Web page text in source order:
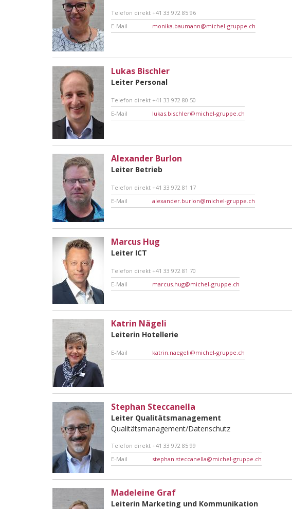
Telefon direkt +41 33 972 85 96
E-Mail
monika.baumann@michel-gruppe.ch
Lukas Bischler
Leiter Personal
Telefon direkt +41 33 972 80 50
E-Mail
lukas.bischler@michel-gruppe.ch
Alexander Burlon
Leiter Betrieb
Telefon direkt +41 33 972 81 17
E-Mail
alexander.burlon@michel-gruppe.ch
Marcus Hug
Leiter ICT
Telefon direkt +41 33 972 81 70
E-Mail
marcus.hug@michel-gruppe.ch
Katrin Nägeli
Leiterin Hotellerie
E-Mail katrin.naegeli@michel-gruppe.ch
Stephan Steccanella
Leiter Qualitätsmanagement
Qualitätsmanagement/Datenschutz
Telefon direkt +41 33 972 85 99
E-Mail
stephan.steccanella@michel-gruppe.ch
Madeleine Graf
Leiterin Marketing und Kommunikation